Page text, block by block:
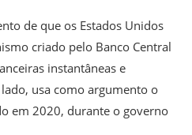
de que os Estados Unidos
criado pelo Banco Central
instantâneas e
usa como argumento o
em 2020, durante o governo